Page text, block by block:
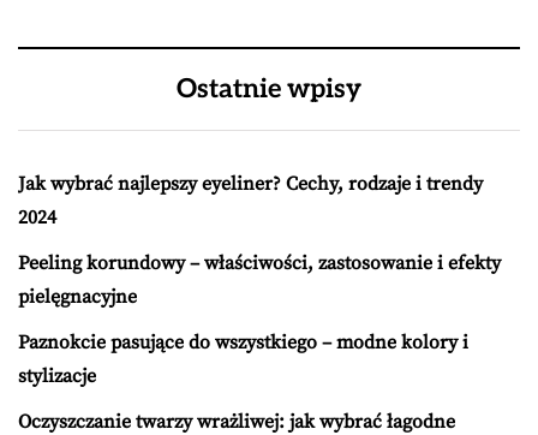
Ostatnie wpisy
Jak wybrać najlepszy eyeliner? Cechy, rodzaje i trendy
2024
Peeling korundowy – właściwości, zastosowanie i efekty
pielęgnacyjne
Paznokcie pasujące do wszystkiego – modne kolory i
stylizacje
Oczyszczanie twarzy wrażliwej: jak wybrać łagodne